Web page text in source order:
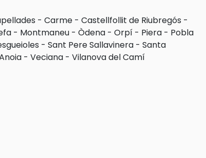
- Carme - Castellfollit de Riubregós -
- Montmaneu - Òdena - Orpí - Piera - Pobla
- Sant Pere Sallavinera - Santa
- Veciana - Vilanova del Camí